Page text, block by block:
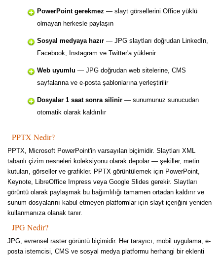
PowerPoint gerekmez — slayt görsellerini Office yüklü
olmayan herkesle paylaşın
Sosyal medyaya hazır — JPG slaytları doğrudan LinkedIn,
Facebook, Instagram ve Twitter'a yüklenir
Web uyumlu — JPG doğrudan web sitelerine, CMS
sayfalarına ve e-posta şablonlarına yerleştirilir
Dosyalar 1 saat sonra silinir — sunumunuz sunucudan
otomatik olarak kaldırılır
PPTX Nedir?
PPTX, Microsoft PowerPoint'in varsayılan biçimidir. Slaytları XML
tabanlı çizim nesneleri koleksiyonu olarak depolar — şekiller, metin
kutuları, görseller ve grafikler. PPTX görüntülemek için PowerPoint,
Keynote, LibreOffice Impress veya Google Slides gerekir. Slaytları
görüntü olarak paylaşmak bu bağımlılığı tamamen ortadan kaldırır ve
sunum dosyalarını kabul etmeyen platformlar için slayt içeriğini yeniden
kullanmanıza olanak tanır.
JPG Nedir?
JPG, evrensel raster görüntü biçimidir. Her tarayıcı, mobil uygulama, e-
posta istemcisi, CMS ve sosyal medya platformu herhangi bir eklenti